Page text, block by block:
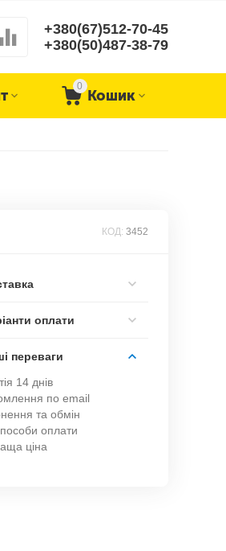
+380(67)512-70-45
+380(50)487-38-79
0
Кошик
КОД: 3452
оплати
переваги
14 днів
по email
та обмін
оплати
ціна